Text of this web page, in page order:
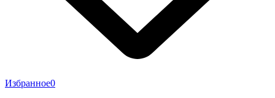
Избранное0